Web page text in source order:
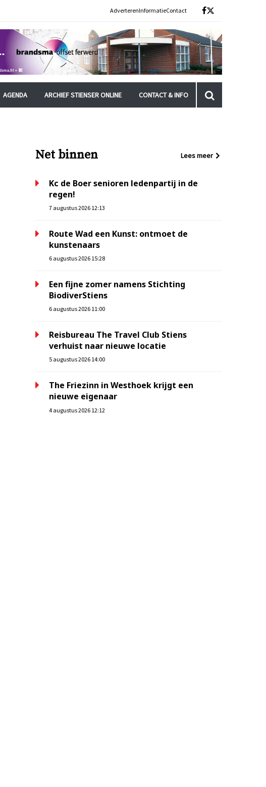
AdverterenInformatieContact
AGENDA ARCHIEF STIENSER ONLINE CONTACT & INFO
Net binnen Lees meer
Kc de Boer senioren ledenpartij in de
regen!
7 augustus 2026 12:13
Route Wad een Kunst: ontmoet de
kunstenaars
6 augustus 2026 15:28
Een fijne zomer namens Stichting
BiodiverStiens
6 augustus 2026 11:00
Reisbureau The Travel Club Stiens
verhuist naar nieuwe locatie
5 augustus 2026 14:00
The Friezinn in Westhoek krijgt een
nieuwe eigenaar
4 augustus 2026 12:12